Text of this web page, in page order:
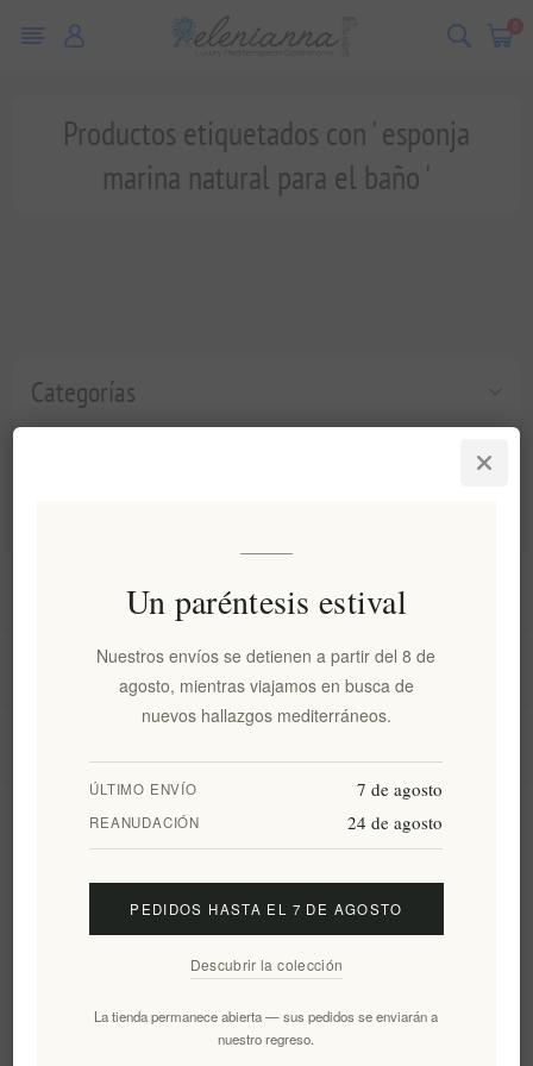
0
Categorías
Productos etiquetados con ' esponja
marina natural para el baño '
Información
Mi cuenta
Suscribirse Desuscribirse
Un paréntesis estival
Nuestros envíos se detienen a partir del 8 de
agosto, mientras viajamos en busca de
nuevos hallazgos mediterráneos.
ÚLTIMO ENVÍO 7 de agosto
REANUDACIÓN 24 de agosto
PEDIDOS HASTA EL 7 DE AGOSTO
Descubrir la colección
La tienda permanece abierta — sus pedidos se enviarán a
nuestro regreso.